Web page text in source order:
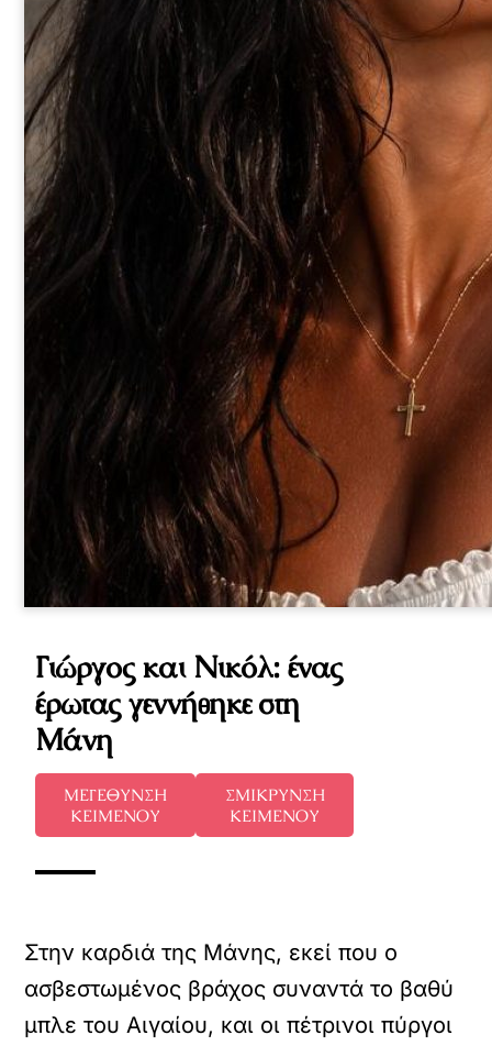
Γιώργος και Νικόλ: ένας
έρωτας γεννήθηκε στη
Μάνη
ΜΕΓΕΘΥΝΣΗ
ΚΕΙΜΕΝΟΥ
ΣΜΙΚΡΥΝΣΗ
ΚΕΙΜΕΝΟΥ
Στην καρδιά της Μάνης, εκεί που ο
ασβεστωμένος βράχος συναντά το βαθύ
μπλε του Αιγαίου, και οι πέτρινοι πύργοι